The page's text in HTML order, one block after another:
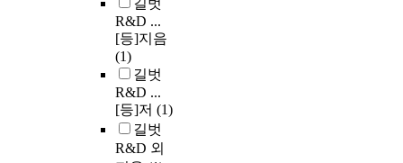
길벗
R&D ...
[등]지음
(1)
길벗
R&D ...
[등]저 (1)
길벗
R&D 외